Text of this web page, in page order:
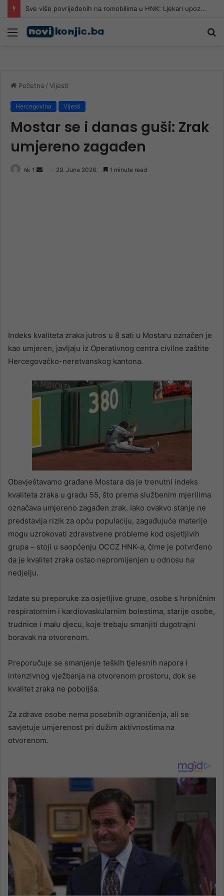
Pomozi.ba pomaže Gazi: Od početka 2026. podijeljeno 40.000 toplih obroka, u augustu nove aktivnosti
Meni
Početna / Vijesti
Hercegovina Vijesti
Mostar se i danas guši: Zrak
umjereno zagađen
nk 1
Send 29. Juna 2026. 1 minute read
Indeks kvaliteta zraka jutros u 8 sati u Mostaru označen je
kao umjeren, javljaju iz Operativnog centra civilne zaštite
Hercegovačko-neretvanskog kantona.
Obavještavamo građane Mostara da je trenutni indeks
kvaliteta zraka u gradu 55, što prema službenim mjerilima
označava umjereno zagađen zrak. Iako ovakvo stanje ne
predstavlja rizik za opću populaciju, zagađujuće materije
mogu uzrokovati zdravstvene probleme kod osjetljivih
grupa – stoji u saopćenju OCCZ HNK-a, čime je potvrđeno
da je kvalitet zraka ostao nepromijenjen u odnosu na
nedjelju.
Izdate su preporuke za osjetljive grupe, osobe s hroničnim
respiratornim i kardiovaskularnim bolestima, starije osobe,
trudnice i malu djecu, koje trebaju smanjiti dugotrajni
boravak na otvorenom.
Preporučuje se smanjenje teških tjelesnih napora i
intenzivnog vježbanja na otvorenom prostoru, dok se
kvalitet zraka ne poboljša.
Za zdrave osobe nema posebnih ograničenja, ali se
savjetuje umjerenost pri dužim aktivnostima na
otvorenom.